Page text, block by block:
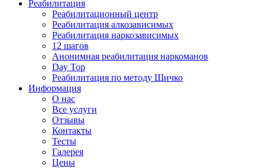
Реабилитация
Реабилитационный центр
Реабилитация алкозависимых
Реабилитация наркозависимых
12 шагов
Анонимная реабилитация наркоманов
Day Top
Реабилитация по методу Шичко
Информация
О нас
Все услуги
Отзывы
Контакты
Тесты
Галерея
Цены